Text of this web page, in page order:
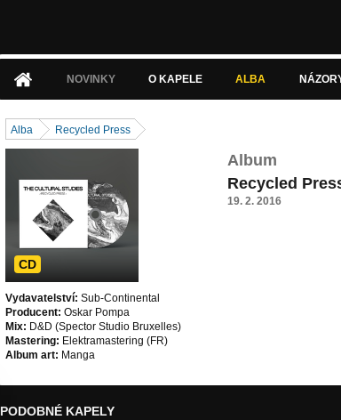
NOVINKY O KAPELE ALBA
Alba Recycled Press
CD
Vydavatelství: Sub-Continental
Producent: Oskar Pompa
Mix: D&D (Spector Studio Bruxelles)
Mastering: Elektramastering (FR)
Album art: Manga
Album
Recycled
19. 2. 2016
PODOBNÉ KAPELY